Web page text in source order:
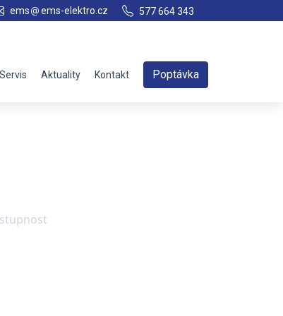
ems ems-elektro.cz 577 664 343
Servis Aktuality Kontakt Poptávka